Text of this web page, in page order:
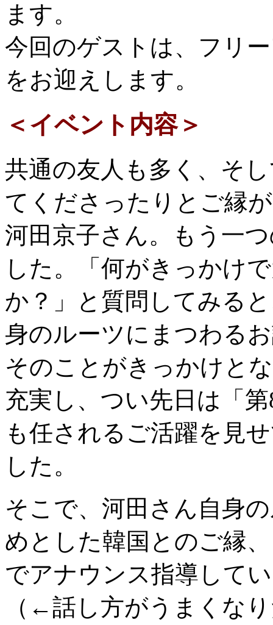
ます。
今回のゲストは、フリ
をお迎えします。
＜イベント内容＞
共通の友人も多く、そ
てくださったりとご縁
河田京子さん。もう一
した。「何がきっかけ
か？」と質問してみる
身のルーツにまつわる
そのことがきっかけと
充実し、つい先日は「
も任されるご活躍を見
した。
そこで、河田さん自身
めとした韓国とのご縁
でアナウンス指導して
（←話し方がうまくな